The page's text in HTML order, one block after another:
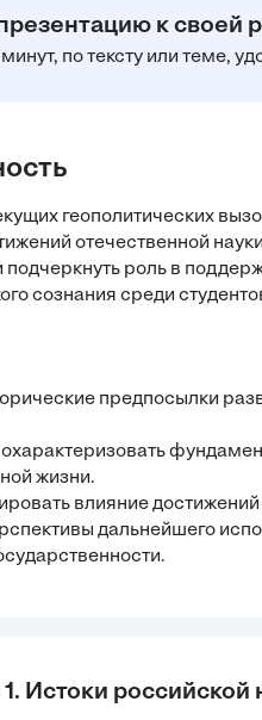
к своей
по тексту или теме,
геополитических
отечественной
подчеркнуть роль в
сознания среди
предпосылки
жизни.
влияние
дальнейшего
1. Истоки российской